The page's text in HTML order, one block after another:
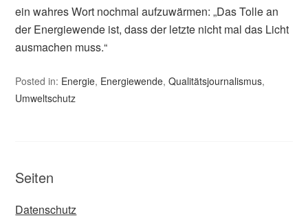
ein wahres Wort nochmal aufzuwärmen: „Das Tolle an
der Energiewende ist, dass der letzte nicht mal das Licht
ausmachen muss.“
Posted in: Energie, Energiewende,Qualitätsjournalismus,
Umweltschutz
Seiten
Datenschutz